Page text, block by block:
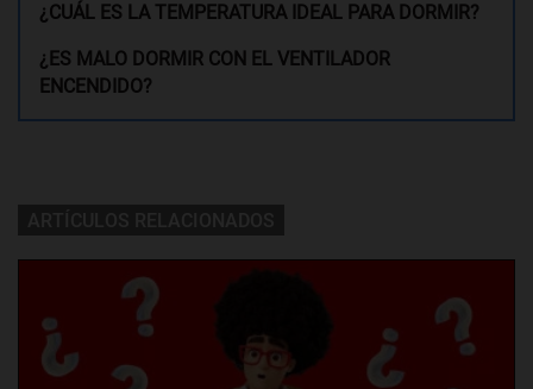
¿CUÁL ES LA TEMPERATURA IDEAL PARA DORMIR?
¿ES MALO DORMIR CON EL VENTILADOR
ENCENDIDO?